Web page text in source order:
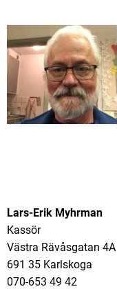
Lars-Erik Myhrman
Kassör
Västra Rävåsgatan 4A
691 35 Karlskoga
070-653 49 42